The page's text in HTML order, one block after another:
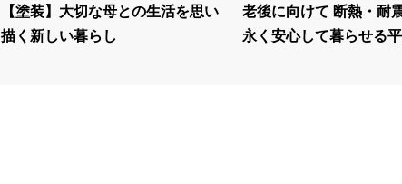
【塗装】大切な母との生活を思い
描く新しい暮らし
老後に向けて 断熱・耐
永く安心して暮らせる